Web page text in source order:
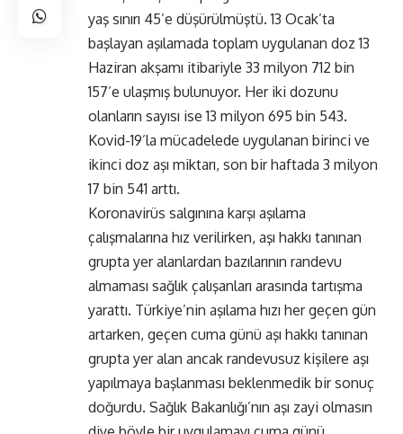
yaş sınırı 45’e düşürülmüştü. 13 Ocak’ta
başlayan aşılamada toplam uygulanan doz 13
Haziran akşamı itibariyle 33 milyon 712 bin
157’e ulaşmış bulunuyor. Her iki dozunu
olanların sayısı ise 13 milyon 695 bin 543.
Kovid-19’la mücadelede uygulanan birinci ve
ikinci doz aşı miktarı, son bir haftada 3 milyon
17 bin 541 arttı.
Koronavirüs salgınına karşı aşılama
çalışmalarına hız verilirken, aşı hakkı tanınan
grupta yer alanlardan bazılarının randevu
almaması sağlık çalışanları arasında tartışma
yarattı. Türkiye’nin aşılama hızı her geçen gün
artarken, geçen cuma günü aşı hakkı tanınan
grupta yer alan ancak randevusuz kişilere aşı
yapılmaya başlanması beklenmedik bir sonuç
doğurdu. Sağlık Bakanlığı’nın aşı zayi olmasın